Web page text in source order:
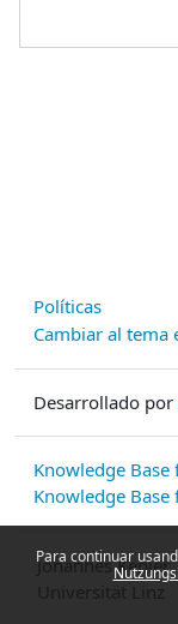
Para continuar
Políticas
Cambiar al tema
Desarrollado por
Knowledge Base
Knowledge Base
Johannes Kepler